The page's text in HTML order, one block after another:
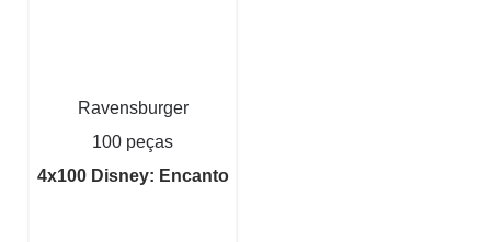
Ravensburger
100 peças
4x100 Disney: Encanto